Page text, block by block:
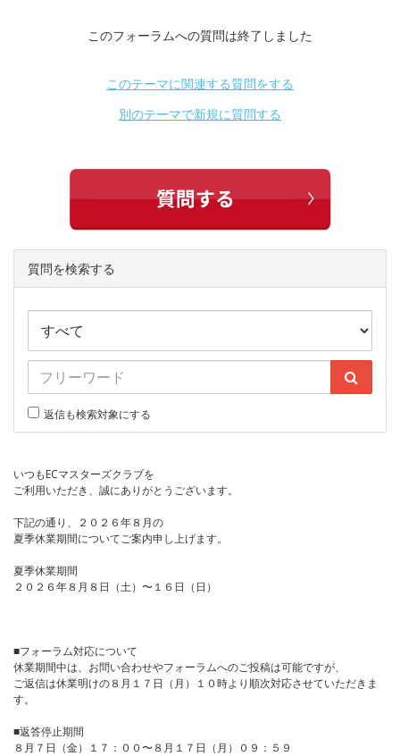
このフォーラムへの質問は終了しました
このテーマに関連する質問をする
別のテーマで新規に質問する
質問を検索する
返信も検索対象にする
いつもECマスターズクラブを
ご利用いただき、誠にありがとうございます。
下記の通り、２０２６年８月の
夏季休業期間についてご案内申し上げます。
夏季休業期間
２０２６年８月８日（土）〜１６日（日）
■フォーラム対応について
休業期間中は、お問い合わせやフォーラムへのご投稿は可能ですが、
ご返信は休業明けの８月１７日（月）１０時より順次対応させていただきま
す。
■返答停止期間
８月７日（金）１７：００〜８月１７日（月）０９：５９